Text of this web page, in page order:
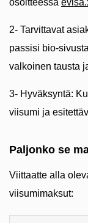
osoitteessa
2- Tarvittavat
passisi bio-
valkoinen tausta
3- Hyväksyntä:
viisumi ja
Paljonko se
Viittaatte alla
viisumimaksut: